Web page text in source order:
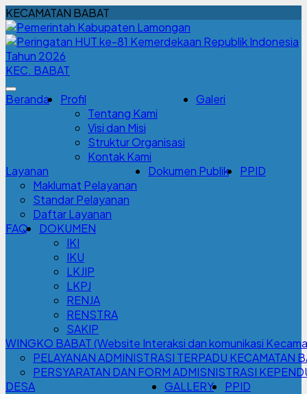
KECAMATAN BABAT
KEC. BABAT
Beranda
Profil
Tentang Kami
Visi dan Misi
Struktur Organisasi
Kontak Kami
Galeri
Layanan
Maklumat Pelayanan
Standar Pelayanan
Daftar Layanan
Dokumen Publik PPID
FAQ
DOKUMEN
IKI
IKU
LKJIP
LKPJ
RENJA
RENSTRA
SAKIP
WINGKO BABAT (Website Interaksi dan komunikasi
PELAYANAN ADMINISTRASI TERPADU KECAMATAN
PERSYARATAN DAN FORM ADMISNISTRASI
DESA
GALLERY PPID